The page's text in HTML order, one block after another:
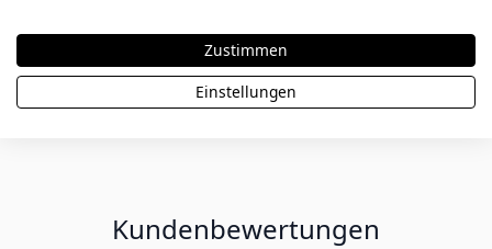
Kundenbewertungen
Zustimmen
Einstellungen